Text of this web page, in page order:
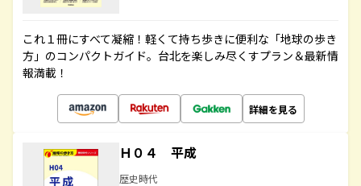
これ１冊にすべて凝縮！軽くて持ち歩きに便利な「地球の歩き
方」のコンパクトガイド。台北を楽しみ尽くすプラン＆最新情
報満載！
詳細を見る
Ｈ０４ 平成
歴史時代